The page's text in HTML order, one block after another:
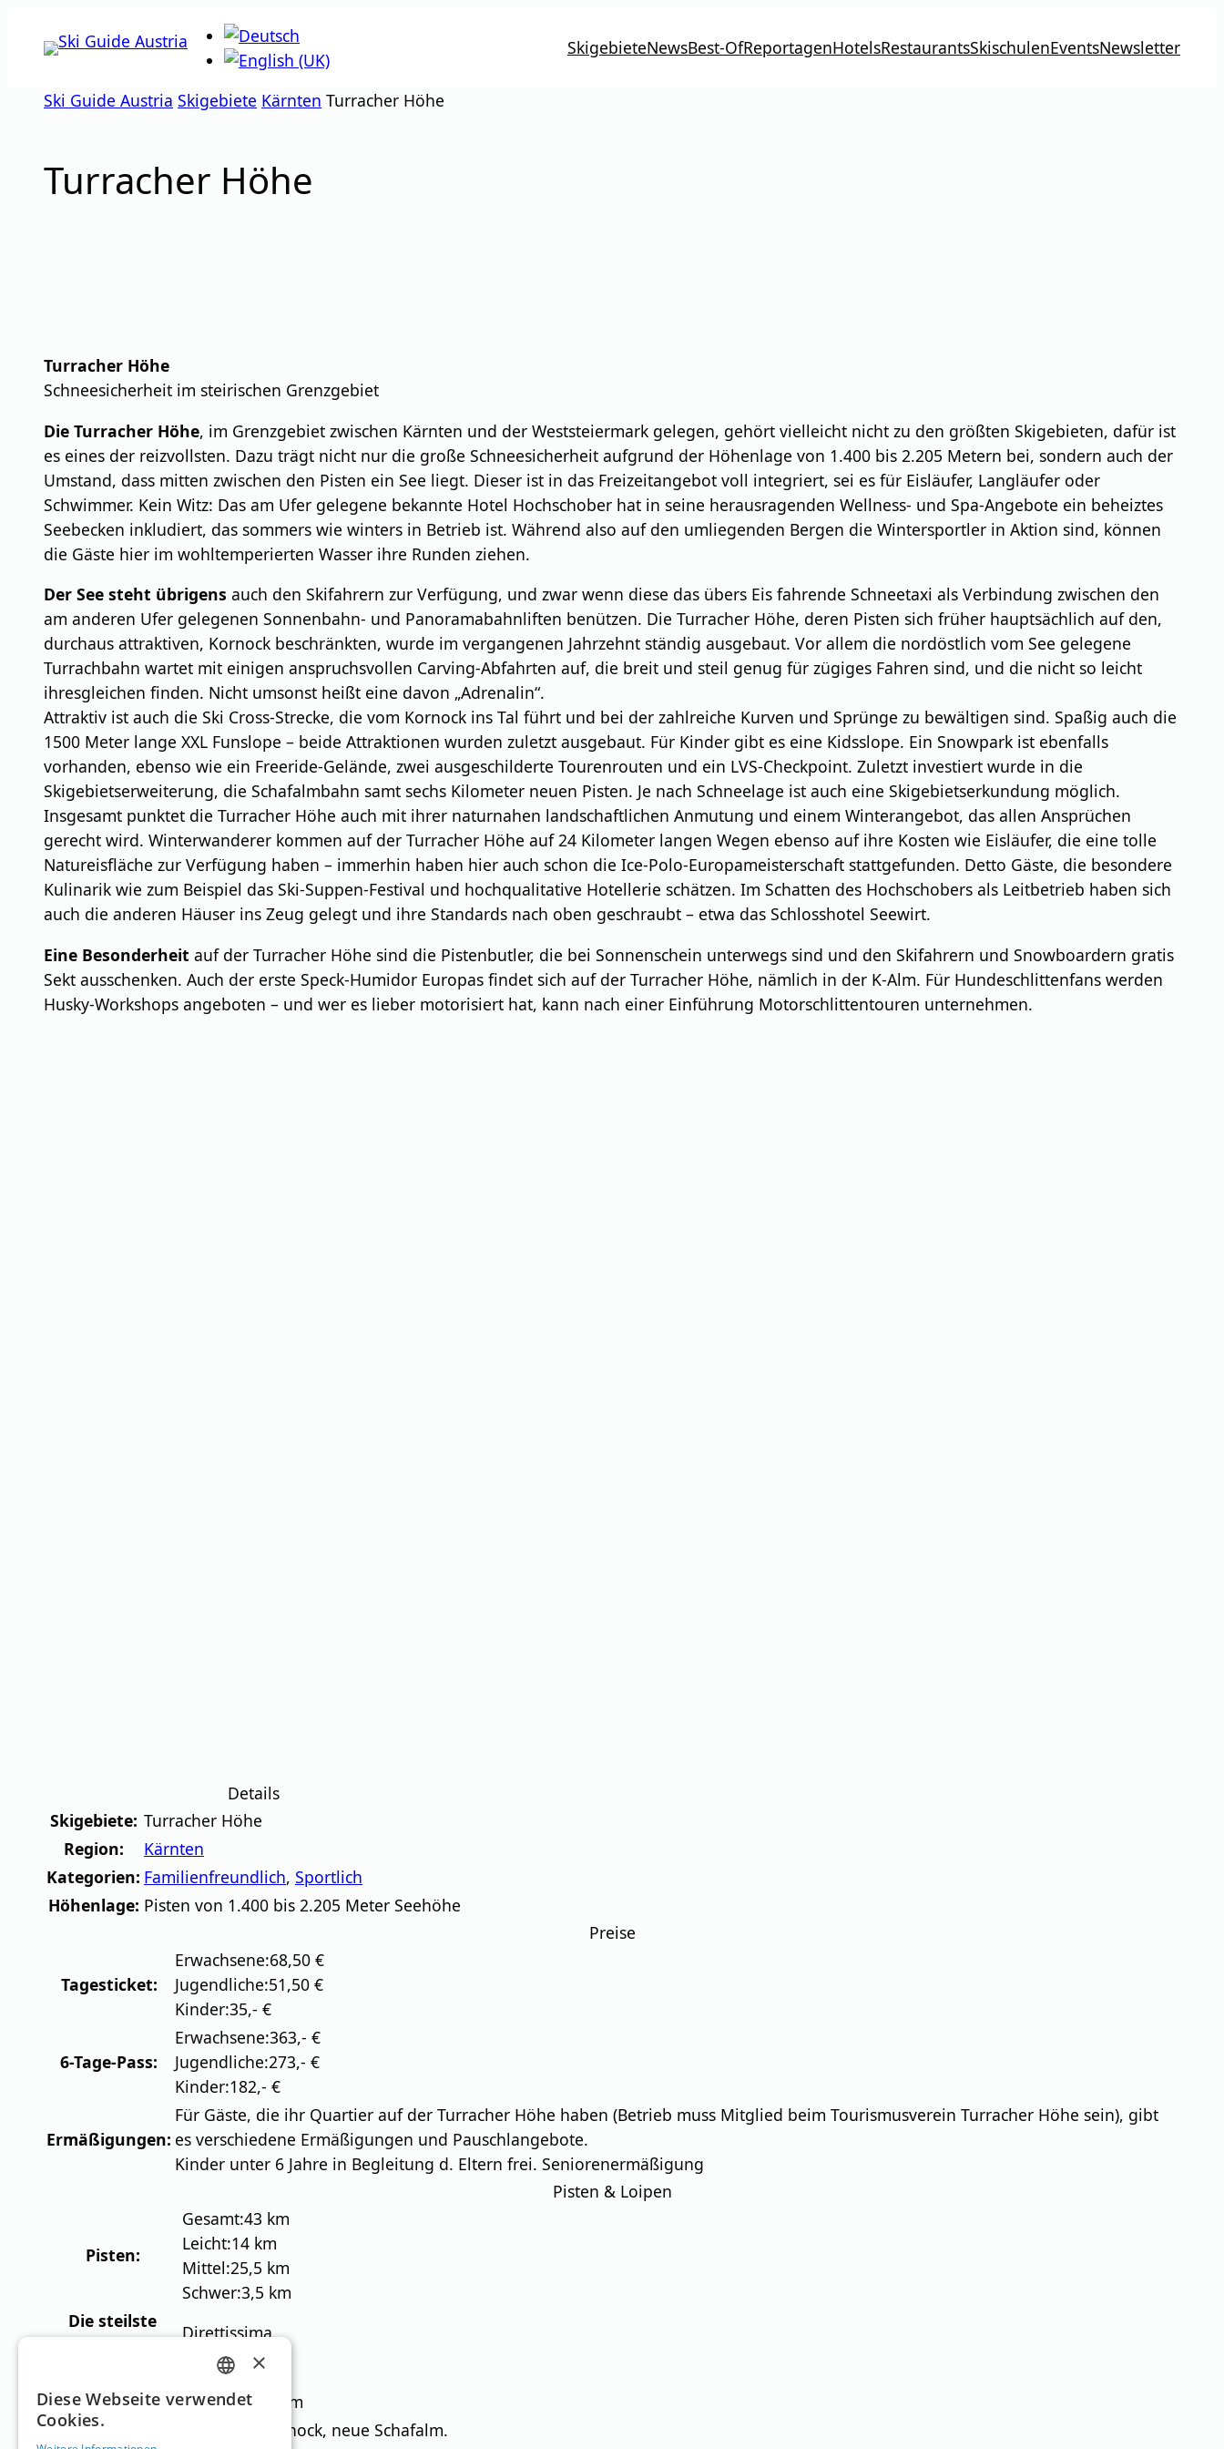
Inhalt
SkigebieteNewsBest-OfReportagenHotelsRestaurantsSkischulenEventsNewsletter
Ski Guide Austria Skigebiete Kärnten Turracher Höhe
Turracher Höhe
Turracher Höhe
Schneesicherheit im steirischen Grenzgebiet
Die Turracher Höhe, im Grenzgebiet zwischen Kärnten und der Weststeiermark gelegen, gehört vielleicht nicht zu den größten Skigebieten, dafür ist
es eines der reizvollsten. Dazu trägt nicht nur die große Schneesicherheit aufgrund der Höhenlage von 1.400 bis 2.205 Metern bei, sondern auch der
Umstand, dass mitten zwischen den Pisten ein See liegt. Dieser ist in das Freizeitangebot voll integriert, sei es für Eisläufer, Langläufer oder
Schwimmer. Kein Witz: Das am Ufer gelegene bekannte Hotel Hochschober hat in seine herausragenden Wellness- und Spa-Angebote ein beheiztes
Seebecken inkludiert, das sommers wie winters in Betrieb ist. Während also auf den umliegenden Bergen die Wintersportler in Aktion sind, können
die Gäste hier im wohltemperierten Wasser ihre Runden ziehen.
Der See steht übrigens auch den Skifahrern zur Verfügung, und zwar wenn diese das übers Eis fahrende Schneetaxi als Verbindung zwischen den
am anderen Ufer gelegenen Sonnenbahn- und Panoramabahnliften benützen. Die Turracher Höhe, deren Pisten sich früher hauptsächlich auf den,
durchaus attraktiven, Kornock beschränkten, wurde im vergangenen Jahrzehnt ständig ausgebaut. Vor allem die nordöstlich vom See gelegene
Turrachbahn wartet mit einigen anspruchsvollen Carving-Abfahrten auf, die breit und steil genug für zügiges Fahren sind, und die nicht so leicht
ihresgleichen finden. Nicht umsonst heißt eine davon „Adrenalin“.
Attraktiv ist auch die Ski Cross-Strecke, die vom Kornock ins Tal führt und bei der zahlreiche Kurven und Sprünge zu bewältigen sind. Spaßig auch die
1500 Meter lange XXL Funslope – beide Attraktionen wurden zuletzt ausgebaut. Für Kinder gibt es eine Kidsslope. Ein Snowpark ist ebenfalls
vorhanden, ebenso wie ein Freeride-Gelände, zwei ausgeschilderte Tourenrouten und ein LVS-Checkpoint. Zuletzt investiert wurde in die
Skigebietserweiterung, die Schafalmbahn samt sechs Kilometer neuen Pisten. Je nach Schneelage ist auch eine Skigebietserkundung möglich.
Insgesamt punktet die Turracher Höhe auch mit ihrer naturnahen landschaftlichen Anmutung und einem Winterangebot, das allen Ansprüchen
gerecht wird. Winterwanderer kommen auf der Turracher Höhe auf 24 Kilometer langen Wegen ebenso auf ihre Kosten wie Eisläufer, die eine tolle
Natureisfläche zur Verfügung haben – immerhin haben hier auch schon die Ice-Polo-Europameisterschaft stattgefunden. Detto Gäste, die besondere
Kulinarik wie zum Beispiel das Ski-Suppen-Festival und hochqualitative Hotellerie schätzen. Im Schatten des Hochschobers als Leitbetrieb haben sich
auch die anderen Häuser ins Zeug gelegt und ihre Standards nach oben geschraubt – etwa das Schlosshotel Seewirt.
Eine Besonderheit auf der Turracher Höhe sind die Pistenbutler, die bei Sonnenschein unterwegs sind und den Skifahrern und Snowboardern gratis
Sekt ausschenken. Auch der erste Speck-Humidor Europas findet sich auf der Turracher Höhe, nämlich in der K-Alm. Für Hundeschlittenfans werden
Husky-Workshops angeboten – und wer es lieber motorisiert hat, kann nach einer Einführung Motorschlittentouren unternehmen.
Details
Skigebiete: Turracher Höhe
Region:
Kärnten
Kategorien: Familienfreundlich, Sportlich
Höhenlage: Pisten von 1.400 bis 2.205 Meter Seehöhe
Preise
Tagesticket:
Erwachsene:68,50 €
Jugendliche:51,50 €
Kinder:35,- €
6-Tage-Pass:
Erwachsene:363,- €
Jugendliche:273,- €
Kinder:182,- €
Ermäßigungen:
Für Gäste, die ihr Quartier auf der Turracher Höhe haben (Betrieb muss Mitglied beim Tourismusverein Turracher Höhe sein), gibt
es verschiedene Ermäßigungen und Pauschlangebote.
Kinder unter 6 Jahre in Begleitung d. Eltern frei. Seniorenermäßigung
Pisten & Loipen
Pisten:
Gesamt:43 km
Leicht:14 km
Mittel:25,5 km
Schwer:3,5 km
Die steilste
Direttissima
Loipen:
Gesamt:18,2 km
Tiefschnee:
Steilhang/Kornock, neue Schafalm.
GERMAN
×
Diese Webseite verwendet
Cookies.